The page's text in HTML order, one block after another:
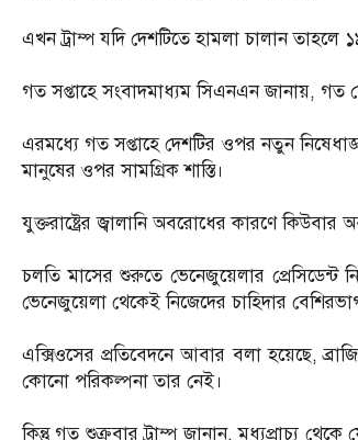
এখন ট্রাম্প যদি দেশটিতে হামলা চালান তাহলে
গত সপ্তাহে সংবাদমাধ্যম সিএনএন জানায়, গত
এরমধ্যে গত সপ্তাহে দেশটির ওপর নতুন
মানুষের ওপর সামগ্রিক শাস্তি।
যুক্তরাষ্ট্রের জ্বালানি অবরোধের কারণে
চলতি মাসের শুরুতে ভেনেজুয়েলার
ভেনেজুয়েলা থেকেই নিজেদের চাহিদার
এক্সিওসের প্রতিবেদনে আবার বলা হয়েছে,
কোনো পরিকল্পনা তার নেই।
কিন্তু গত শুক্রবার ট্রাম্প জানান, মধ্যপ্রাচ্য